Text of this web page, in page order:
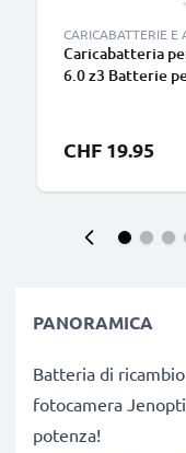
CARICABATTERIE E
Caricabatteria
6.0 z3 Batterie
CHF 19.95
PANORAMICA
Batteria di
fotocamera
potenza!